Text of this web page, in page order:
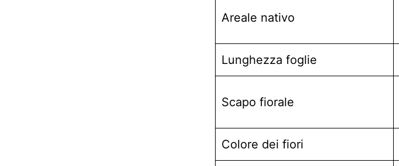
Areale nativo
Lunghezza foglie
Scapo fiorale
Colore dei fiori